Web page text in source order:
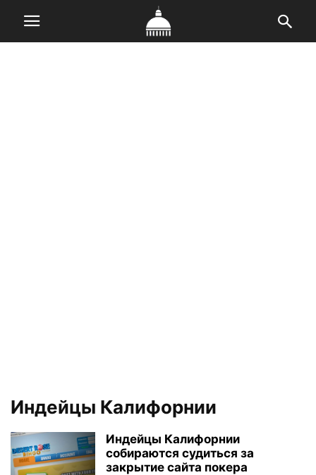
Индейцы Калифорнии
Индейцы Калифорнии
собираются судиться за
закрытие сайта покера